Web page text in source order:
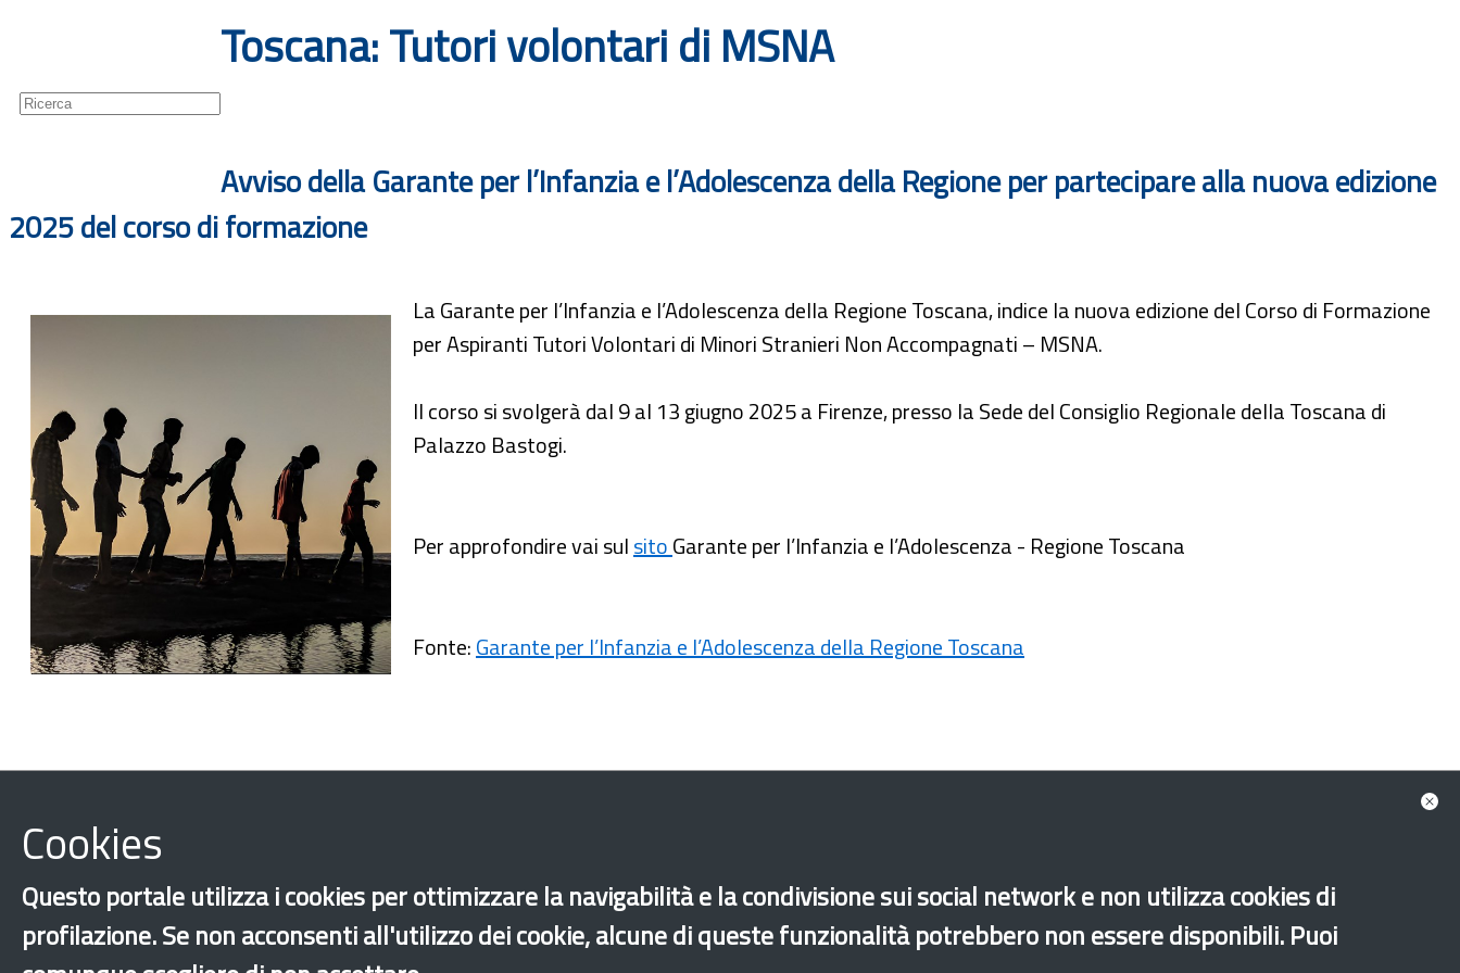
Toscana: Tutori volontari di MSNA
Avviso della Garante per l’Infanzia e l’Adolescenza della Regione per partecipare alla nuova edizione
2025 del corso di formazione
La Garante per l’Infanzia e l’Adolescenza della Regione Toscana, indice la nuova edizione del Corso di Formazione
per Aspiranti Tutori Volontari di Minori Stranieri Non Accompagnati – MSNA.
Il corso si svolgerà dal 9 al 13 giugno 2025 a Firenze, presso la Sede del Consiglio Regionale della Toscana di
Palazzo Bastogi.
Per approfondire vai sulsitoGarante per l’Infanzia e l’Adolescenza - Regione Toscana
Fonte:Garante per l’Infanzia e l’Adolescenza della Regione Toscana
Toscana Formazione e tirocini Minori stranieri non accompagnati
Cookies
Questo portale utilizza i cookies per ottimizzare la navigabilità e la condivisione sui social network e non utilizza cookies di
profilazione. Se non acconsenti all'utilizzo dei cookie, alcune di queste funzionalità potrebbero non essere disponibili. Puoi